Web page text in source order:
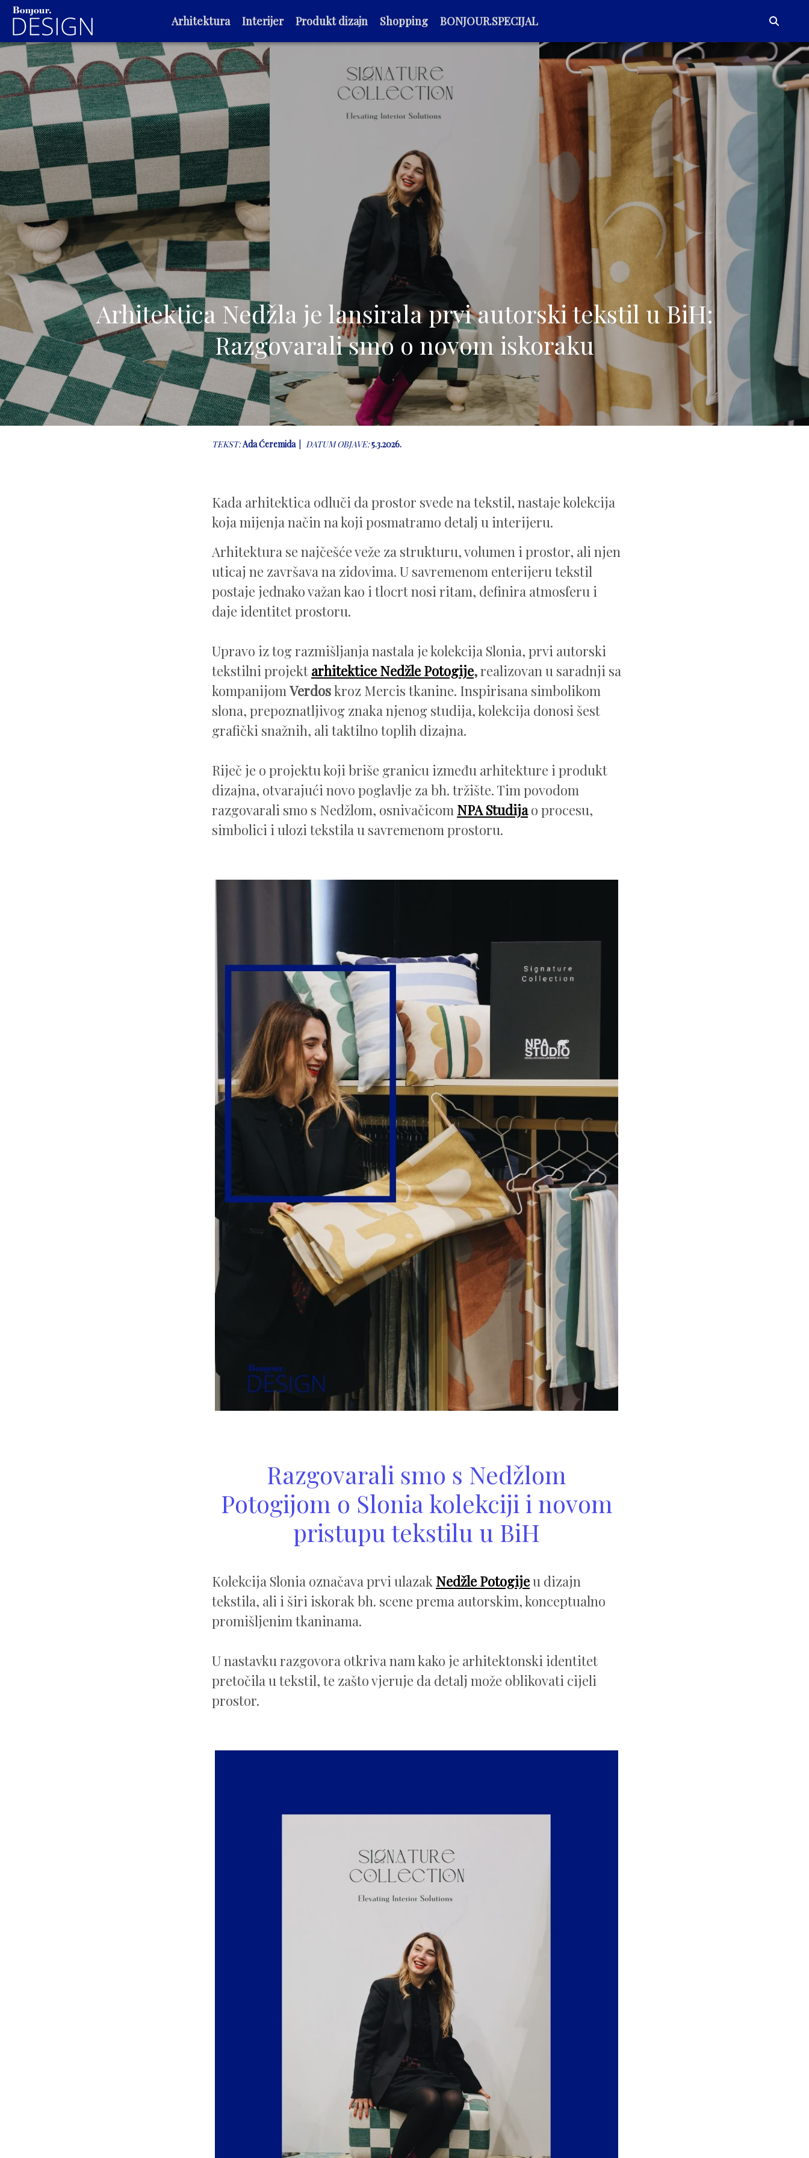
Arhitektura Interijer Produkt dizajn Shopping BONJOUR.SPECIJAL
Arhitektica Nedžla je lansirala prvi autorski tekstil u BiH:
Razgovarali smo o novom iskoraku
TEKST:Ada Ćeremida DATUM OBJAVE:5.3.2026.
Kada arhitektica odluči da prostor svede na tekstil, nastaje kolekcija
koja mijenja način na koji posmatramo detalj u interijeru.
Arhitektura se najčešće veže za strukturu, volumen i prostor, ali njen
uticaj ne završava na zidovima. U savremenom enterijeru tekstil
postaje jednako važan kao i tlocrt nosi ritam, definira atmosferu i
daje identitet prostoru.
Upravo iz tog razmišljanja nastala je kolekcija Slonia, prvi autorski
tekstilni projekt arhitektice Nedžle Potogije,realizovan u saradnji sa
kompanijom Verdoskroz Mercis tkanine. Inspirisana simbolikom
slona, prepoznatljivog znaka njenog studija, kolekcija donosi šest
grafički snažnih, ali taktilno toplih dizajna.
Riječ je o projektu koji briše granicu između arhitekture i produkt
dizajna, otvarajući novo poglavlje za bh. tržište. Tim povodom
razgovarali smo s Nedžlom, osnivačicom NPA Studijao procesu,
simbolici i ulozi tekstila u savremenom prostoru.
Razgovarali smo s Nedžlom
Potogijom o Slonia kolekciji i novom
pristupu tekstilu u BiH
Kolekcija Slonia označava prvi ulazak Nedžle Potogijeu dizajn
tekstila, ali i širi iskorak bh. scene prema autorskim, konceptualno
promišljenim tkaninama.
U nastavku razgovora otkriva nam kako je arhitektonski identitet
pretočila u tekstil, te zašto vjeruje da detalj može oblikovati cijeli
prostor.